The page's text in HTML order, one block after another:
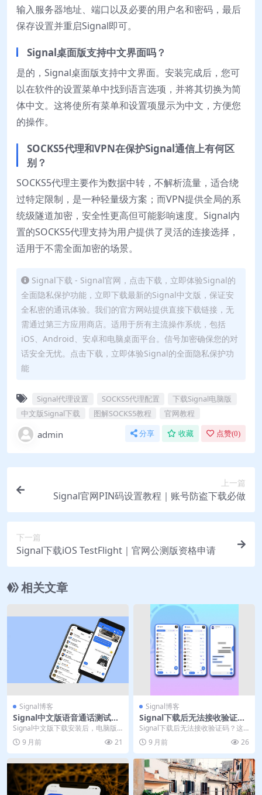
输入服务器地址、端口以及必要的用户名和密码，最后
保存设置并重启Signal即可。
Signal桌面版支持中文界面吗？
是的，Signal桌面版支持中文界面。安装完成后，您可
以在软件的设置菜单中找到语言选项，并将其切换为简
体中文。这将使所有菜单和设置项显示为中文，方便您
的操作。
SOCKS5代理和VPN在保护Signal通信上有何区
别？
SOCKS5代理主要作为数据中转，不解析流量，适合绕
过特定限制，是一种轻量级方案；而VPN提供全局的系
统级隧道加密，安全性更高但可能影响速度。Signal内
置的SOCKS5代理支持为用户提供了灵活的连接选择，
适用于不需全面加密的场景。
Signal下载 - Signal官网，点击下载，立即体验Signal的
全面隐私保护功能，立即下载最新的Signal中文版，保证安
全私密的通讯体验。我们的官方网站提供直接下载链接，无
需通过第三方应用商店。适用于所有主流操作系统，包括
iOS、Android、安卓和电脑桌面平台。信号加密确保您的对
话安全无忧。点击下载，立即体验Signal的全面隐私保护功
能
Signal代理设置 SOCKS5代理配置
下载Signal电脑版
中文版Signal下载
图解SOCKS5教程 官网教程
admin 分享 收藏 点赞(0)
上一篇
Signal官网PIN码设置教程｜账号防盗下载必做
下一篇
Signal下载iOS TestFlight｜官网公测版资格申请
相关文章
Signal博客
Signal中文版语音通话测试｜
电脑版高清音质体验
Signal中文版下载安装后，电脑版
即可享受高清语音通话。支持高清
音频编码，自动...
9 月前 21
Signal博客
Signal下载后无法接收验证
码？官网解决汇总
Signal下载后无法接收验证码？这
一问题常困扰新用户。文章深入解
析验证码接收失...
9 月前 26